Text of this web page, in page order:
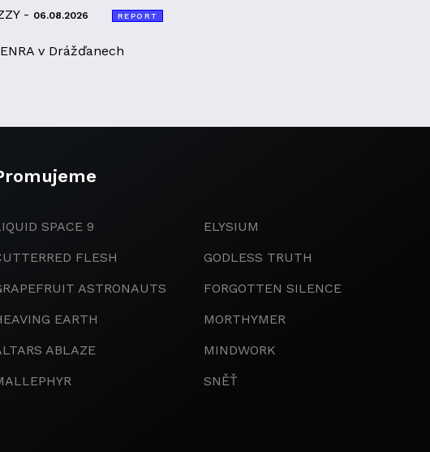
- 06.08.2026 REPORT
v Drážďanech
SPACE 9
FLESH
ASTRONAUTS
EARTH
ABLAZE
ELYSIUM
GODLESS TRUTH
FORGOTTEN SILENCE
MORTHYMER
MINDWORK
SNĚŤ